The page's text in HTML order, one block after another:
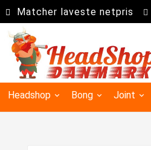
Matcher laveste netpris
Headshop Bong Joint